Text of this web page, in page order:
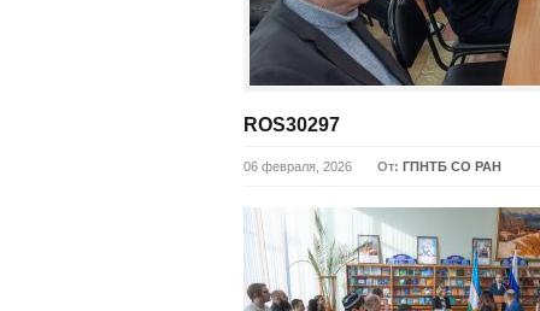
ROS30297
06 февраля, 2026 От: ГПНТБ СО РАН